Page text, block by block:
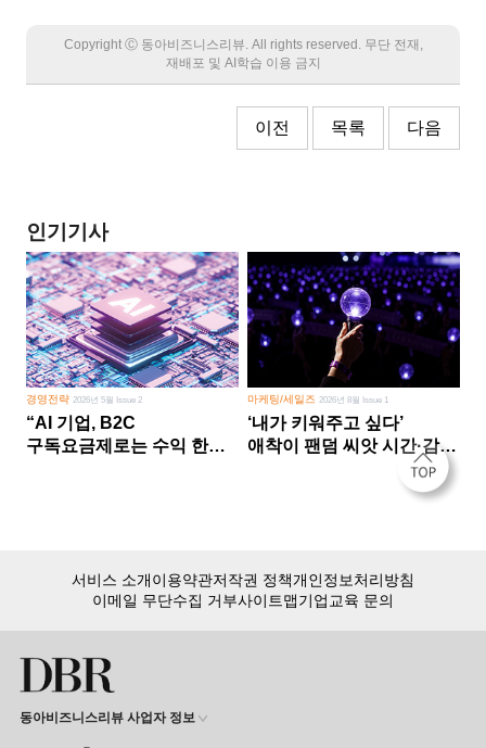
Copyright Ⓒ 동아비즈니스리뷰. All rights reserved. 무단 전재,
재배포 및 AI학습 이용 금지
이전 목록 다음
인기기사
경영전략 2026년 5월 Issue 2
“AI 기업, B2C
구독요금제로는 수익 한계
마케팅/세일즈 2026년 8월 Issue 1
‘내가 키워주고 싶다’
애착이 팬덤 씨앗 시간·감정
서비스 소개이용약관저작권 정책개인정보처리방침
이메일 무단수집 거부사이트맵기업교육 문의
동아비즈니스리뷰 사업자 정보